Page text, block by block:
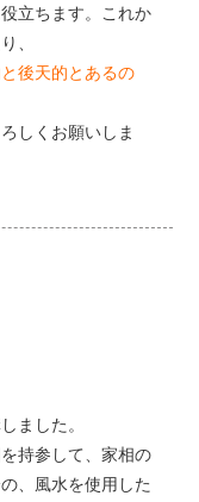
立ちます。これか
、
後天的とあるの
しくお願いしま
ました。
持参して、家相の
、風水を使用した